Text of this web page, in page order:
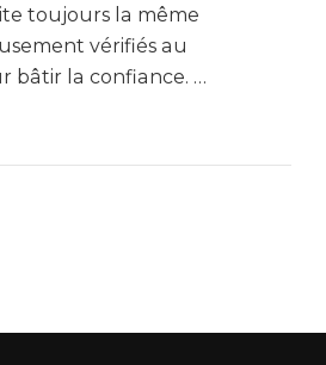
toujours la même
vérifiés au
bâtir la confiance. …